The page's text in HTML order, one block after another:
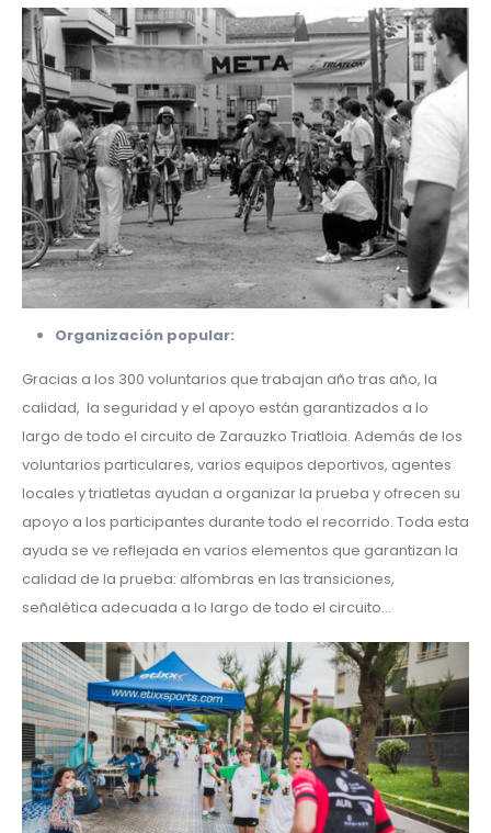
Organización popular:
Gracias a los 300 voluntarios que trabajan año tras año, la
calidad, la seguridad y el apoyo están garantizados a lo
largo de todo el circuito de Zarauzko Triatloia. Además de los
voluntarios particulares, varios equipos deportivos, agentes
locales y triatletas ayudan a organizar la prueba y ofrecen su
apoyo a los participantes durante todo el recorrido. Toda esta
ayuda se ve reflejada en varios elementos que garantizan la
calidad de la prueba: alfombras en las transiciones,
señalética adecuada a lo largo de todo el circuito…